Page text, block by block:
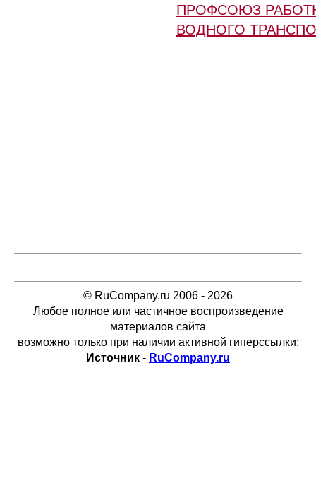
ПРОФСОЮЗ
ВОДНОГО
© RuCompany.ru 2006 - 2026
Любое полное или частичное воспроизведение
материалов сайта
возможно только при наличии активной гиперссылки:
Источник - RuCompany.ru